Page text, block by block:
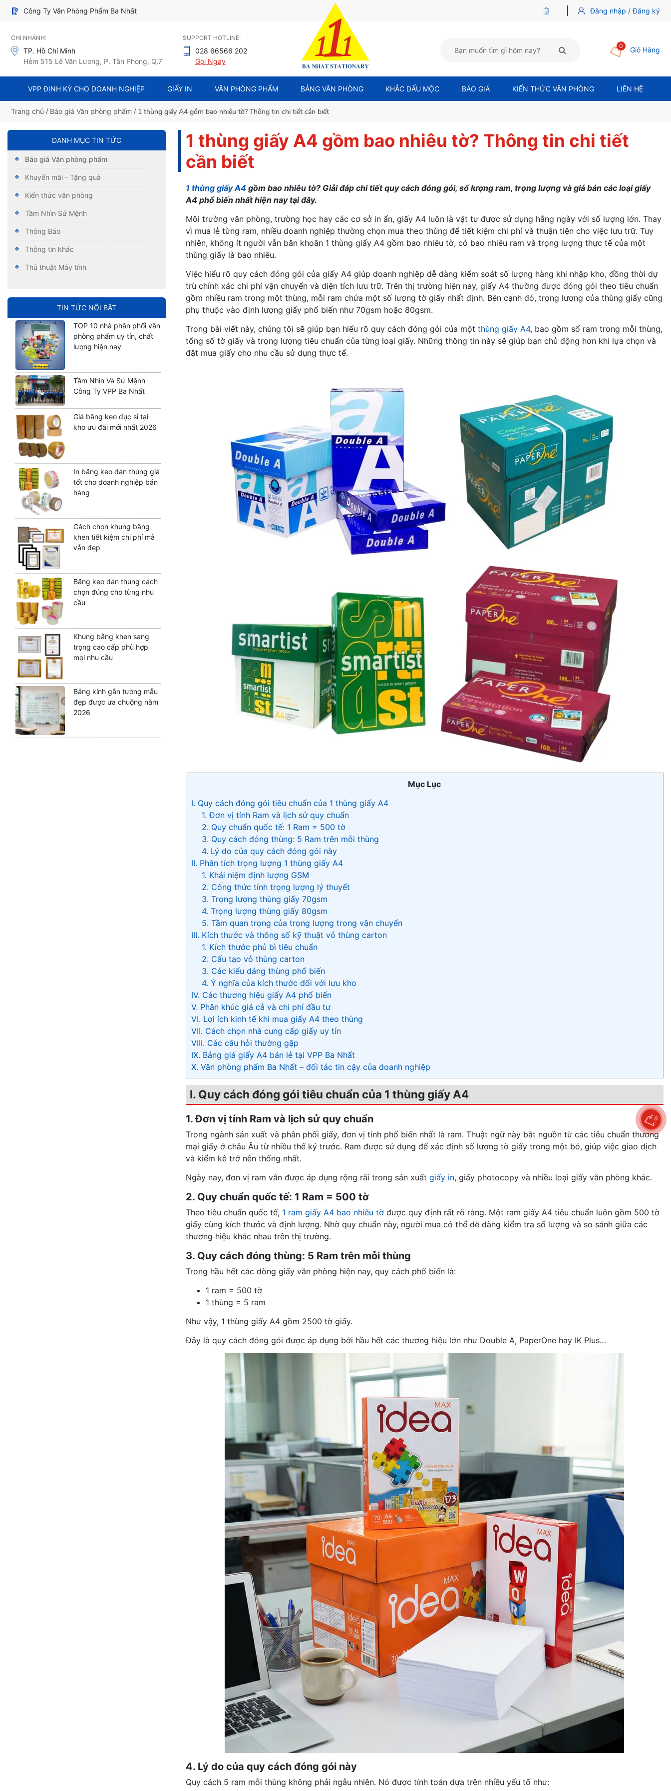
Công Ty Văn Phòng Phẩm Ba Nhất Đăng nhập / Đăng ký
CHI NHÁNH:
TP. Hồ Chí Minh
Hẻm 515 Lê Văn Lương, P. Tân Phong, Q.7
SUPPORT HOTLINE:
028 66566 202
Gọi Ngay
0 Giỏ Hàng
VPP ĐỊNH KỲ CHO DOANH NGHIỆP GIẤY IN VĂN PHÒNG PHẨM BẢNG VĂN PHÒNG KHẮC DẤU MỘC BÁO GIÁ KIẾN THỨC VĂN PHÒNG LIÊN HỆ
Trang chủ / Báo giá Văn phòng phẩm / 1 thùng giấy A4 gồm bao nhiêu tờ? Thông tin chi tiết cần biết
DANH MỤC TIN TỨC
Báo giá Văn phòng phẩm
Khuyến mãi - Tặng quà
Kiến thức văn phòng
Tầm Nhìn Sứ Mệnh
Thông Báo
Thông tin khác
Thủ thuật Máy tính
TIN TỨC NỔI BẬT
TOP 10 nhà phân phối văn
phòng phẩm uy tín, chất
lượng hiện nay
Tầm Nhìn Và Sứ Mệnh
Công Ty VPP Ba Nhất
Giá băng keo đục sỉ tại
kho ưu đãi mới nhất 2026
In băng keo dán thùng giá
tốt cho doanh nghiệp bán
hàng
Cách chọn khung bằng
khen tiết kiệm chi phí mà
vẫn đẹp
Băng keo dán thùng cách
chọn đúng cho từng nhu
cầu
Khung bằng khen sang
trọng cao cấp phù hợp
mọi nhu cầu
Bảng kính gắn tường mẫu
đẹp được ưa chuộng năm
2026
1 thùng giấy A4 gồm bao nhiêu tờ? Thông tin chi tiết
cần biết
1 thùng giấy A4 gồm bao nhiêu tờ? Giải đáp chi tiết quy cách đóng gói, số lượng ram, trọng lượng và giá bán các loại giấy
A4 phổ biến nhất hiện nay tại đây.
Môi trường văn phòng, trường học hay các cơ sở in ấn, giấy A4 luôn là vật tư được sử dụng hằng ngày với số lượng lớn. Thay
vì mua lẻ từng ram, nhiều doanh nghiệp thường chọn mua theo thùng để tiết kiệm chi phí và thuận tiện cho việc lưu trữ. Tuy
nhiên, không ít người vẫn băn khoăn 1 thùng giấy A4 gồm bao nhiêu tờ, có bao nhiêu ram và trọng lượng thực tế của một
thùng giấy là bao nhiêu.
Việc hiểu rõ quy cách đóng gói của giấy A4 giúp doanh nghiệp dễ dàng kiểm soát số lượng hàng khi nhập kho, đồng thời dự
trù chính xác chi phí vận chuyển và diện tích lưu trữ. Trên thị trường hiện nay, giấy A4 thường được đóng gói theo tiêu chuẩn
gồm nhiều ram trong một thùng, mỗi ram chứa một số lượng tờ giấy nhất định. Bên cạnh đó, trọng lượng của thùng giấy cũng
phụ thuộc vào định lượng giấy phổ biến như 70gsm hoặc 80gsm.
Trong bài viết này, chúng tôi sẽ giúp bạn hiểu rõ quy cách đóng gói của một thùng giấy A4, bao gồm số ram trong mỗi thùng,
tổng số tờ giấy và trọng lượng tiêu chuẩn của từng loại giấy. Những thông tin này sẽ giúp bạn chủ động hơn khi lựa chọn và
đặt mua giấy cho nhu cầu sử dụng thực tế.
Mục Lục
I. Quy cách đóng gói tiêu chuẩn của 1 thùng giấy A4
1. Đơn vị tính Ram và lịch sử quy chuẩn
2. Quy chuẩn quốc tế: 1 Ram = 500 tờ
3. Quy cách đóng thùng: 5 Ram trên mỗi thùng
4. Lý do của quy cách đóng gói này
II. Phân tích trọng lượng 1 thùng giấy A4
1. Khái niệm định lượng GSM
2. Công thức tính trọng lượng lý thuyết
3. Trọng lượng thùng giấy 70gsm
4. Trọng lượng thùng giấy 80gsm
5. Tầm quan trọng của trọng lượng trong vận chuyển
III. Kích thước và thông số kỹ thuật vỏ thùng carton
1. Kích thước phủ bì tiêu chuẩn
2. Cấu tạo vỏ thùng carton
3. Các kiểu dáng thùng phổ biến
4. Ý nghĩa của kích thước đối với lưu kho
IV. Các thương hiệu giấy A4 phổ biến
V. Phân khúc giá cả và chi phí đầu tư
VI. Lợi ích kinh tế khi mua giấy A4 theo thùng
VII. Cách chọn nhà cung cấp giấy uy tín
VIII. Các câu hỏi thường gặp
IX. Bảng giá giấy A4 bán lẻ tại VPP Ba Nhất
X. Văn phòng phẩm Ba Nhất – đối tác tin cậy của doanh nghiệp
I. Quy cách đóng gói tiêu chuẩn của 1 thùng giấy A4
1. Đơn vị tính Ram và lịch sử quy chuẩn
Trong ngành sản xuất và phân phối giấy, đơn vị tính phổ biến nhất là ram. Thuật ngữ này bắt nguồn từ các tiêu chuẩn thương
mại giấy ở châu Âu từ nhiều thế kỷ trước. Ram được sử dụng để xác định số lượng tờ giấy trong một bó, giúp việc giao dịch
và kiểm kê trở nên thống nhất.
Ngày nay, đơn vị ram vẫn được áp dụng rộng rãi trong sản xuất giấy in, giấy photocopy và nhiều loại giấy văn phòng khác.
2. Quy chuẩn quốc tế: 1 Ram = 500 tờ
Theo tiêu chuẩn quốc tế, 1 ram giấy A4 bao nhiêu tờđược quy định rất rõ ràng. Một ram giấy A4 tiêu chuẩn luôn gồm 500 tờ
giấy cùng kích thước và định lượng. Nhờ quy chuẩn này, người mua có thể dễ dàng kiểm tra số lượng và so sánh giữa các
thương hiệu khác nhau trên thị trường.
3. Quy cách đóng thùng: 5 Ram trên mỗi thùng
Trong hầu hết các dòng giấy văn phòng hiện nay, quy cách phổ biến là:
1 ram = 500 tờ
1 thùng = 5 ram
Như vậy, 1 thùng giấy A4 gồm 2500 tờ giấy.
Đây là quy cách đóng gói được áp dụng bởi hầu hết các thương hiệu lớn như Double A, PaperOne hay IK Plus…
4. Lý do của quy cách đóng gói này
Quy cách 5 ram mỗi thùng không phải ngẫu nhiên. Nó được tính toán dựa trên nhiều yếu tố như:
0